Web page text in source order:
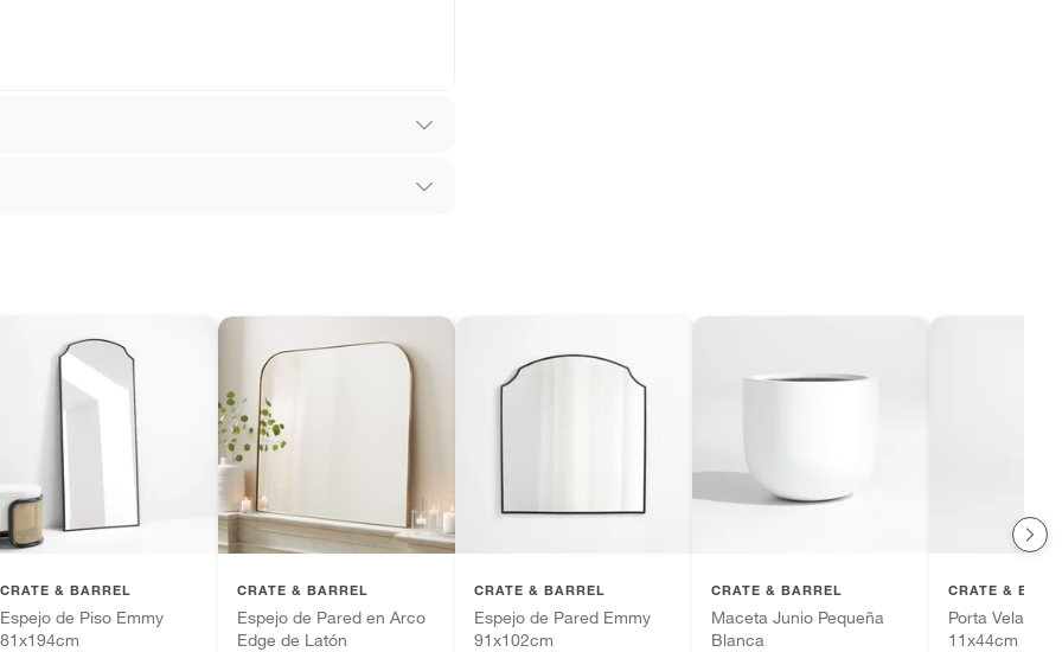
diferentes, otras con restricciones y algunas
tienen:
productos para asfalto, hormigón, albañilería.
productos para asfalto.
tecnología, línea blanca, colchones, muebles,
CRATE & BARREL
Espejo de Piso Emmy
81x194cm
CRATE & BARREL
Espejo de Pared en Arco
Edge de Latón
CRATE & BARREL
Espejo de Pared Emmy
91x102cm
CRATE & BARREL
Maceta Junio Pequeña
Blanca
CRATE &
Porta Vela
11x44cm